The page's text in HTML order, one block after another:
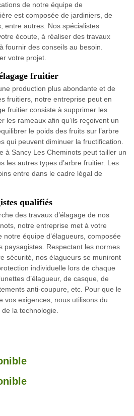
de notre équipe de
est composée de jardiniers, de
entre autres. Nos spécialistes
écoute, à réaliser des travaux
fournir des conseils au besoin.
votre projet.
fruitier
production plus abondante et de
fruitiers, notre entreprise peut en
fruitier consiste à supprimer les
les rameaux afin qu’ils reçoivent un
le poids des fruits sur l’arbre
qui peuvent diminuer la fructification.
à Sancy Les Cheminots peut tailler un
les autres types d’arbre fruitier. Les
entre dans le cadre légal de
qualifiés
des travaux d’élagage de nos
notre entreprise met à votre
équipe d’élagueurs, composée
paysagistes. Respectant les normes
sécurité, nos élagueurs se muniront
individuelle lors de chaque
d’élagueur, de casque, de
anti-coupure, etc. Pour que le
vos exigences, nous utilisons du
la technologie.